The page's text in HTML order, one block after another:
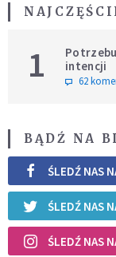
1
intencji
62
BĄDŹ NA
ŚLEDŹ NAS
ŚLEDŹ NAS
ŚLEDŹ NAS